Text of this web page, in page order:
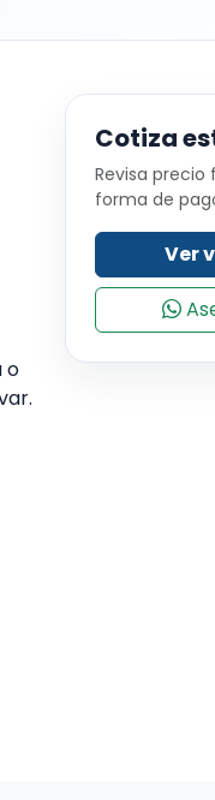
o
Cotiza
Revisa precio
forma de
Ver